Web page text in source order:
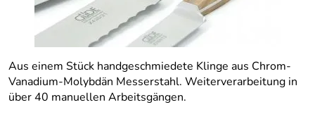
Aus einem Stück handgeschmiedete Klinge aus Chrom-
Vanadium-Molybdän Messerstahl. Weiterverarbeitung in
über 40 manuellen Arbeitsgängen.